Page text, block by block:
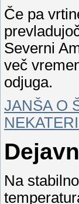
Če pa
Severni
več
odjuga.
JANŠA O
Na